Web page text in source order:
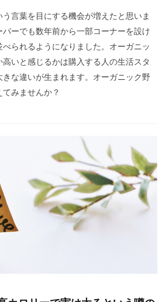
言葉を目にする機会が増えたと思いま
ーでも数年前から一部コーナーを設け
られるようになりました。オーガニッ
いと感じるかは購入する人の生活スタ
な違いが生まれます。オーガニック野
みませんか？